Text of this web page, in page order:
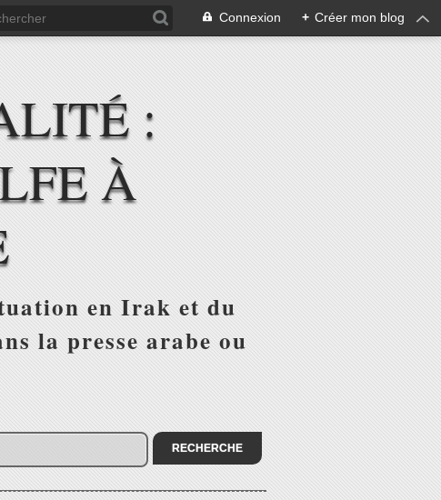
Connexion + Créer mon blog
:
À
en Irak et du
la presse arabe ou